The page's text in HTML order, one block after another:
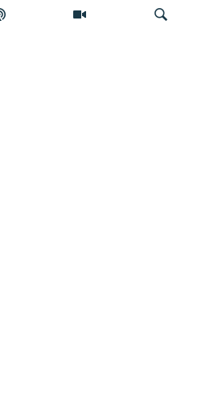
Андрей Архангельский – о
романе релоканта